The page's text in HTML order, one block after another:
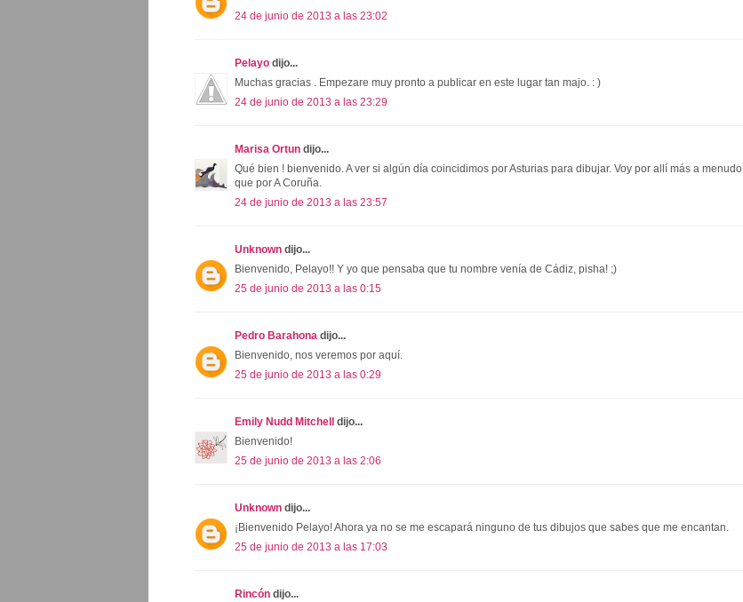
24 de junio de 2013 a las 23:02
Pelayo dijo...
Muchas gracias . Empezare muy pronto a publicar en este lugar tan majo. : )
24 de junio de 2013 a las 23:29
Marisa Ortun dijo...
Qué bien ! bienvenido. A ver si algún día coincidimos por Asturias para dibujar. Voy por allí más a menudo
que por A Coruña.
24 de junio de 2013 a las 23:57
Unknown dijo...
Bienvenido, Pelayo!! Y yo que pensaba que tu nombre venía de Cádiz, pisha! ;)
25 de junio de 2013 a las 0:15
Pedro Barahona dijo...
Bienvenido, nos veremos por aquí.
25 de junio de 2013 a las 0:29
Emily Nudd Mitchell
dijo...
Bienvenido!
25 de junio de 2013 a las 2:06
Unknown dijo...
¡Bienvenido Pelayo! Ahora ya no se me escapará ninguno de tus dibujos que sabes que me encantan.
25 de junio de 2013 a las 17:03
Rincón dijo...